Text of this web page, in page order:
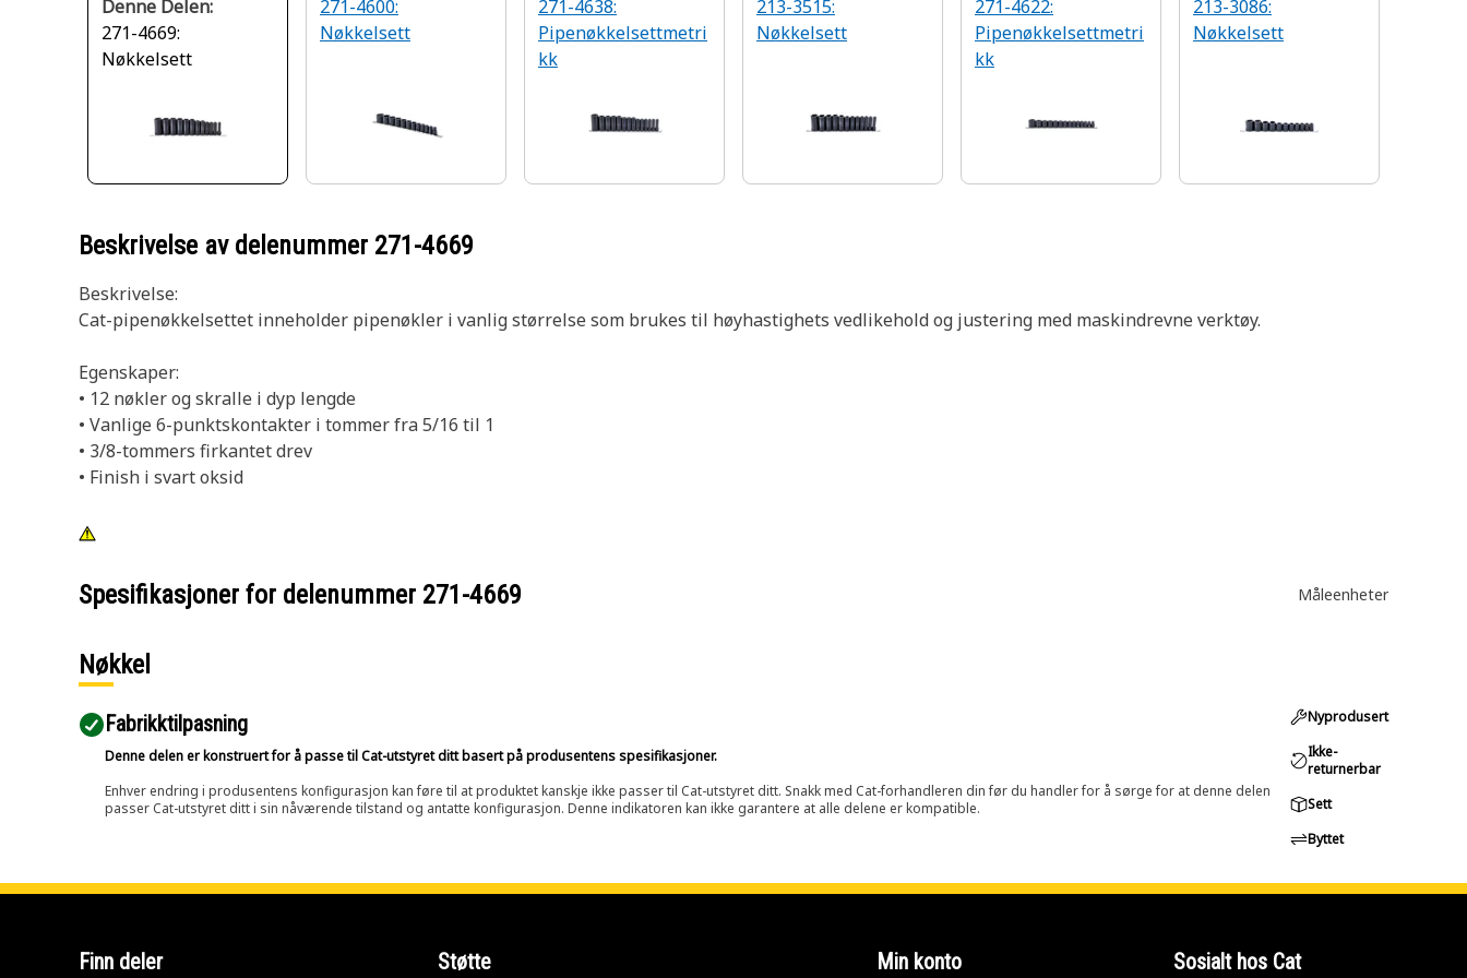
Denne Delen:
271-4669:
Nøkkelsett
271-4600:
Nøkkelsett
271-4638:
Pipenøkkelsettmetri
kk
213-3515:
Nøkkelsett
271-4622:
Pipenøkkelsettmetri
kk
213-3086:
Nøkkelsett
Beskrivelse av delenummer 271-4669
Beskrivelse:
Cat-pipenøkkelsettet inneholder pipenøkler i vanlig størrelse som brukes til høyhastighets vedlikehold og justering med maskindrevne verktøy.
Egenskaper:
• 12 nøkler og skralle i dyp lengde
• Vanlige 6-punktskontakter i tommer fra 5/16 til 1
• 3/8-tommers firkantet drev
• Finish i svart oksid
Spesifikasjoner for delenummer 271-4669 Måleenheter
Nøkkel
Fabrikktilpasning
Denne delen er konstruert for å passe til Cat-utstyret ditt basert på produsentens spesifikasjoner.
Enhver endring i produsentens konfigurasjon kan føre til at produktet kanskje ikke passer til Cat-utstyret ditt. Snakk med Cat-forhandleren din før du handler for å sørge for at denne delen
passer Cat-utstyret ditt i sin nåværende tilstand og antatte konfigurasjon. Denne indikatoren kan ikke garantere at alle delene er kompatible.
Nyprodusert
Ikke-
returnerbar
Sett
Byttet
Finn deler Støtte Min konto Sosialt hos Cat